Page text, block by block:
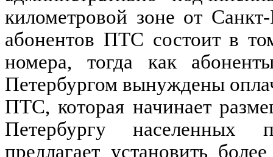
километровой зоне от
абонентов ПТС состоит в
номера, тогда как
Петербургом вынуждены
ПТС, которая начинает
Петербургу населенных
предлагает установить